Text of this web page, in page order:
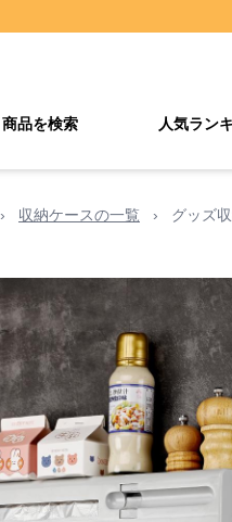
商品を検索 人気ラン
› 収納ケースの一覧 › グッズ